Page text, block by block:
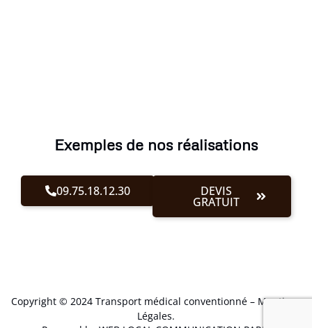
Exemples de nos réalisations
09.75.18.12.30 DEVIS
GRATUIT
Copyright © 2024 Transport médical conventionné – Mentions
Légales.